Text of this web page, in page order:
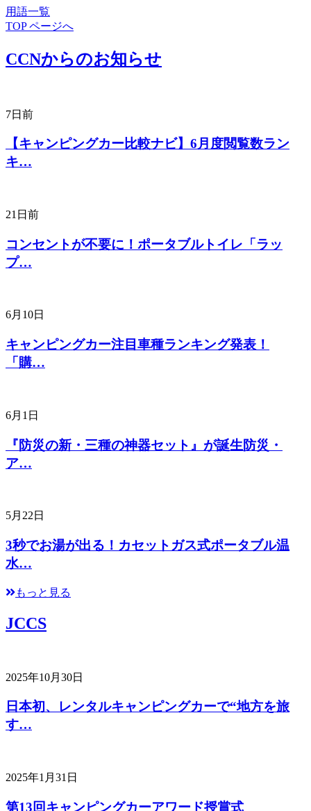
用語一覧
TOP ページへ
CCNからのお知らせ
7日前
【キャンピングカー比較ナビ】6月度閲覧数ラン
キ…
21日前
コンセントが不要に！ポータブルトイレ「ラッ
プ…
6月10日
キャンピングカー注目車種ランキング発表！
「購…
6月1日
『防災の新・三種の神器セット』が誕生防災・
ア…
5月22日
3秒でお湯が出る！カセットガス式ポータブル温
水…
もっと見る
JCCS
2025年10月30日
日本初、レンタルキャンピングカーで“地方を旅
す…
2025年1月31日
第13回キャンピングカーアワード授賞式